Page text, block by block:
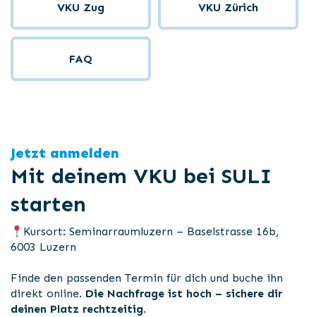
VKU Zug VKU Zürich
FAQ
Jetzt anmelden
Mit deinem VKU bei SULI
starten
Kursort: Seminarraumluzern – Baselstrasse 16b,
6003 Luzern
Finde den passenden Termin für dich und buche ihn
direkt online. Die Nachfrage ist hoch – sichere dir
deinen Platz rechtzeitig.